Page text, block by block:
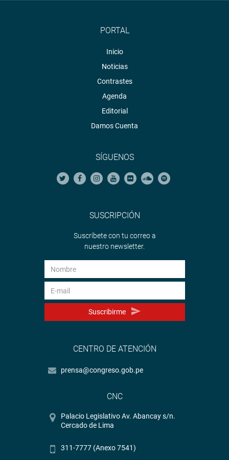
PORTAL
Inicio
Noticias
Contrastes
Agenda
Editorial
Damos Cuenta
SÍGUENOS
SUSCRIPCIÓN
Suscríbete con tu correo a
nuestro newsletter.
Suscribirme
CENTRO DE ATENCIÓN
prensa@congreso.gob.pe
CNC
Palacio Legislativo Av. Abancay s/n.
Cercado de Lima
311-7777 (Anexo 7541)